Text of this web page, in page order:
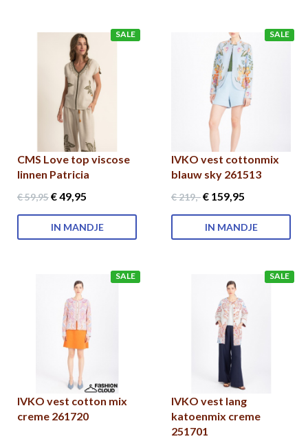
SALE
CMS Love top viscose
linnen Patricia
€ 59,95€ 49,95
IN MANDJE
SALE
IVKO vest cottonmix
blauw sky 261513
€ 219,-€ 159,95
IN MANDJE
SALE
IVKO vest cotton mix
creme 261720
SALE
IVKO vest lang
katoenmix creme
251701